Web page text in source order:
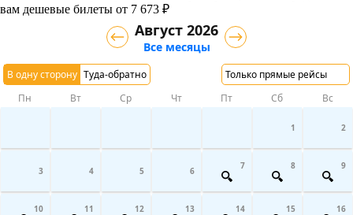
вам дешевые билеты от 7 673 ₽
В одну сторону Туда-обратно Только прямые рейсы
Август 2026
Все месяцы
Пн Вт Ср Чт Пт Сб Вс
1 2
3 4 5 6 7 8 9
10 11 12 13 14 15 16